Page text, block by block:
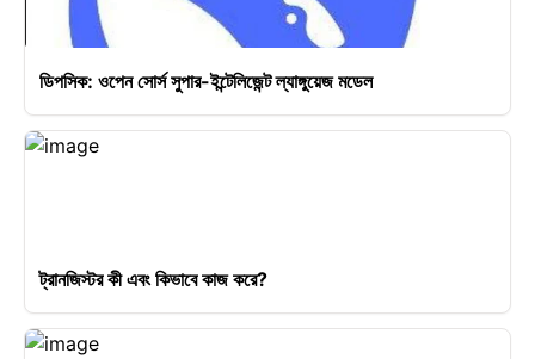
ডিপসিক: ওপেন সোর্স সুপার-ইন্টেলিজেন্ট ল্যাঙ্গুয়েজ মডেল
ট্রানজিস্টর কী এবং কিভাবে কাজ করে?